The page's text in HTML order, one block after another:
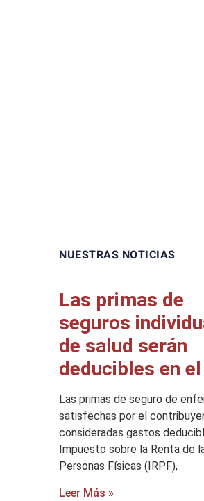
NUESTRAS NOTICIAS
Las primas de
seguros
de salud serán
deducibles en el
Las primas de seguro de
satisfechas por el
consideradas gastos
Impuesto sobre la Renta de
Personas Físicas (IRPF),
Leer Más »